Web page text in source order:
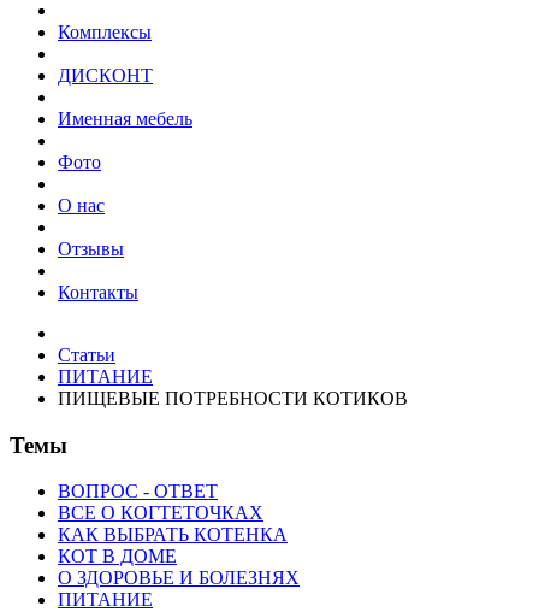
Комплексы
ДИСКОНТ
Именная мебель
Фото
О нас
Отзывы
Контакты
Статьи
ПИТАНИЕ
ПИЩЕВЫЕ ПОТРЕБНОСТИ КОТИКОВ
Темы
ВОПРОС - ОТВЕТ
ВСЕ О КОГТЕТОЧКАХ
КАК ВЫБРАТЬ КОТЕНКА
КОТ В ДОМЕ
О ЗДОРОВЬЕ И БОЛЕЗНЯХ
ПИТАНИЕ